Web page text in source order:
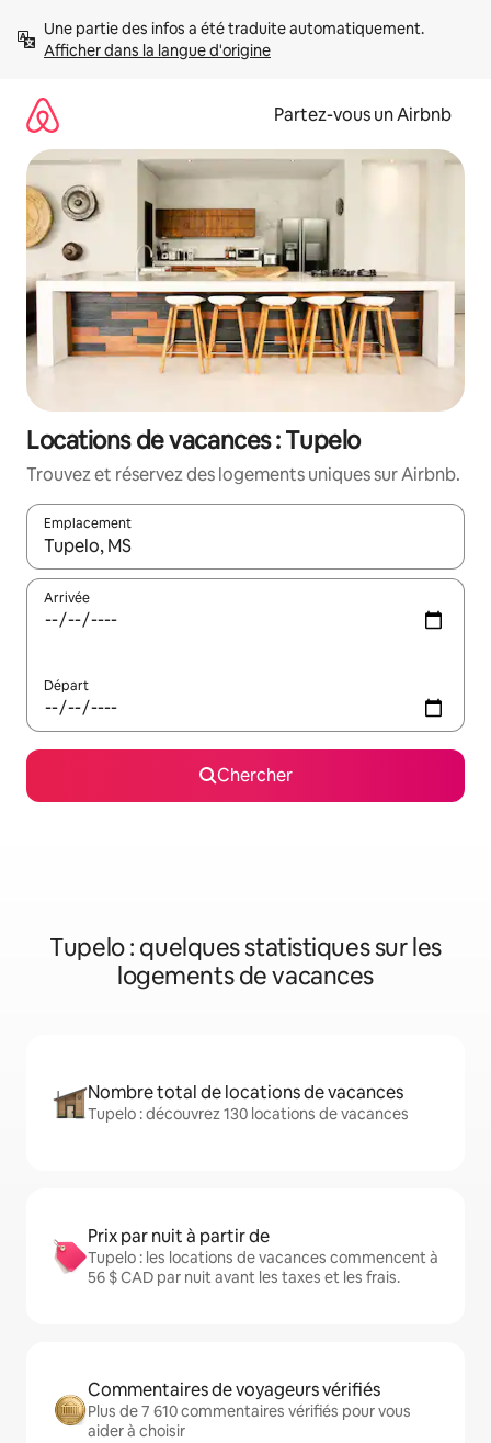
directement
Afficher dans la langue d'origine
Partez-vous un Airbnb
Locations de vacances : Tupelo
Trouvez et réservez des logements uniques sur Airbnb.
Emplacement
Quand les résultats sont affichés, parcourez-les en utilisant
Arrivée
Départ
Chercher
Tupelo : quelques statistiques sur les
logements de vacances
Nombre total de locations de vacances
Tupelo : découvrez 130 locations de vacances
Prix par nuit à partir de
Tupelo : les locations de vacances commencent à
56 $ CAD par nuit avant les taxes et les frais.
Commentaires de voyageurs vérifiés
Plus de 7 610 commentaires vérifiés pour vous
aider à choisir